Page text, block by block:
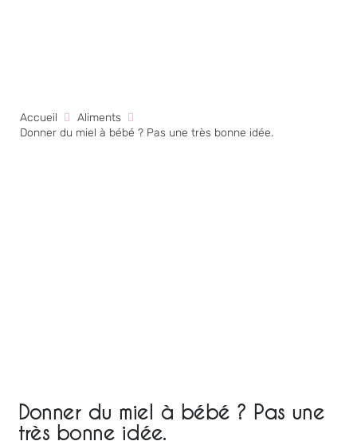
Accueil
Aliments
Donner du miel à bébé ? Pas une très bonne idée.
Donner du miel à bébé ? Pas une
très bonne idée.